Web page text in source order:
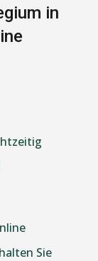
in
Sie